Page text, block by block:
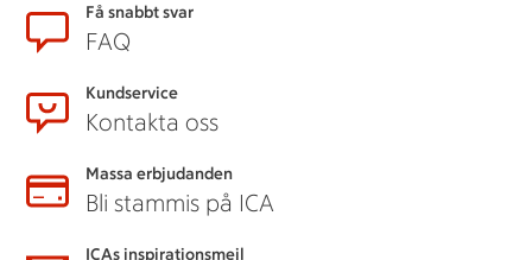
Få snabbt svar
FAQ
Kundservice
Kontakta oss
Massa erbjudanden
Bli stammis på ICA
ICAs inspirationsmejl